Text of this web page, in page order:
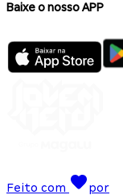
Baixe o nosso APP
Feito com
por